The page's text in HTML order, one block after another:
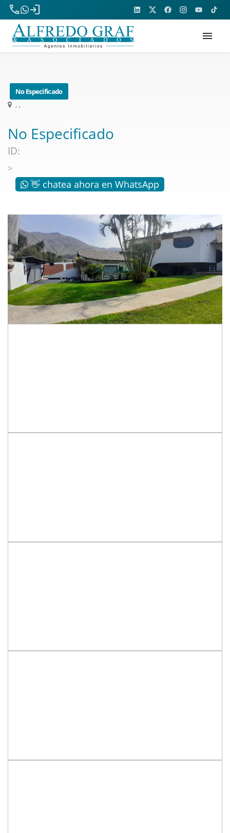
phone
login
menu
No Especificado
, ,
No Especificado
ID:
>
👋 chatea ahora en WhatsApp